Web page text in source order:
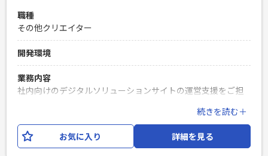
必須スキル
・法人営業経験（5年以上） ・SaaS/ソフトウェア（ITプロダ
クト）の法人営業経験（年数不問） ・コミュニケーション能
力が高く、予期せぬ質問への対応力がある方 ・日常業務でAI
を活用されている方
PHPを用いたWebサービスの開発経験4年以上
職種
その他クリエイター
開発環境
業務内容
社内向けのデジタルソリューションサイトの運営支援をご担
成・校正、発信内容の企画・検討です。 Microsoft
365（SharePoint・Copilotエージェント等）を活用しなが
ら、 社内コミュニケーションの活性化や情報発信の推進を支
続きを読む＋
お気に入り 詳細を見る